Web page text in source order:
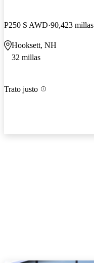
P250 S AWD 90,423 millas
Hooksett, NH
32 millas
Trato justo